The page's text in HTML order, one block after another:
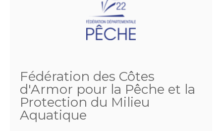
Fédération des Côtes
d'Armor pour la Pêche et la
Protection du Milieu
Aquatique